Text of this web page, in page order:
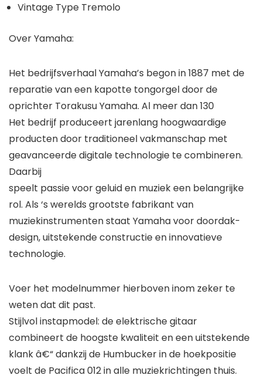
Vintage Type Tremolo
Over Yamaha:
Het bedrijfsverhaal Yamaha’s begon in 1887 met de
reparatie van een kapotte tongorgel door de
oprichter Torakusu Yamaha. Al meer dan 130
Het bedrijf produceert jarenlang hoogwaardige
producten door traditioneel vakmanschap met
geavanceerde digitale technologie te combineren.
Daarbij
speelt passie voor geluid en muziek een belangrijke
rol. Als ‘s werelds grootste fabrikant van
muziekinstrumenten staat Yamaha voor doordak-
design, uitstekende constructie en innovatieve
technologie.
Voer het modelnummer hierboven inom zeker te
weten dat dit past.
Stijlvol instapmodel: de elektrische gitaar
combineert de hoogste kwaliteit en een uitstekende
klank â€“ dankzij de Humbucker in de hoekpositie
voelt de Pacifica 012 in alle muziekrichtingen thuis.